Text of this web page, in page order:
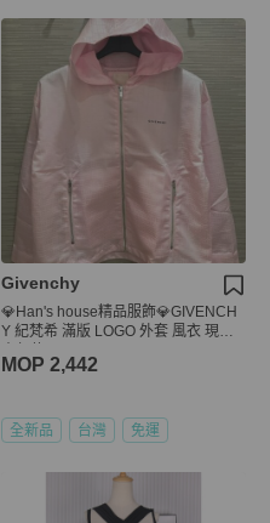
Givenchy
💎Han's house精品服飾💎GIVENCH
Y 紀梵希 滿版 LOGO 外套 風衣 現貨
MOP 2,442
全新品 台灣 免運